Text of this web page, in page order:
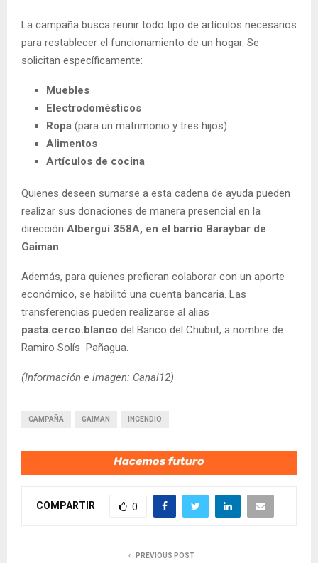
La campaña busca reunir todo tipo de artículos necesarios
para restablecer el funcionamiento de un hogar. Se
solicitan específicamente:
Muebles
Electrodomésticos
Ropa (para un matrimonio y tres hijos)
Alimentos
Artículos de cocina
Quienes deseen sumarse a esta cadena de ayuda pueden
realizar sus donaciones de manera presencial en la
dirección Alberguí 358A, en el barrio Baraybar de
Gaiman.
Además, para quienes prefieran colaborar con un aporte
económico, se habilitó una cuenta bancaria. Las
transferencias pueden realizarse al alias
pasta.cerco.blanco del Banco del Chubut, a nombre de
Ramiro Solís Pañagua.
(Información e imagen: Canal12)
CAMPAÑA GAIMAN INCENDIO
COMPARTIR 0
PREVIOUS POST